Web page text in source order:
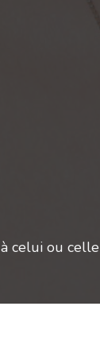
celui ou